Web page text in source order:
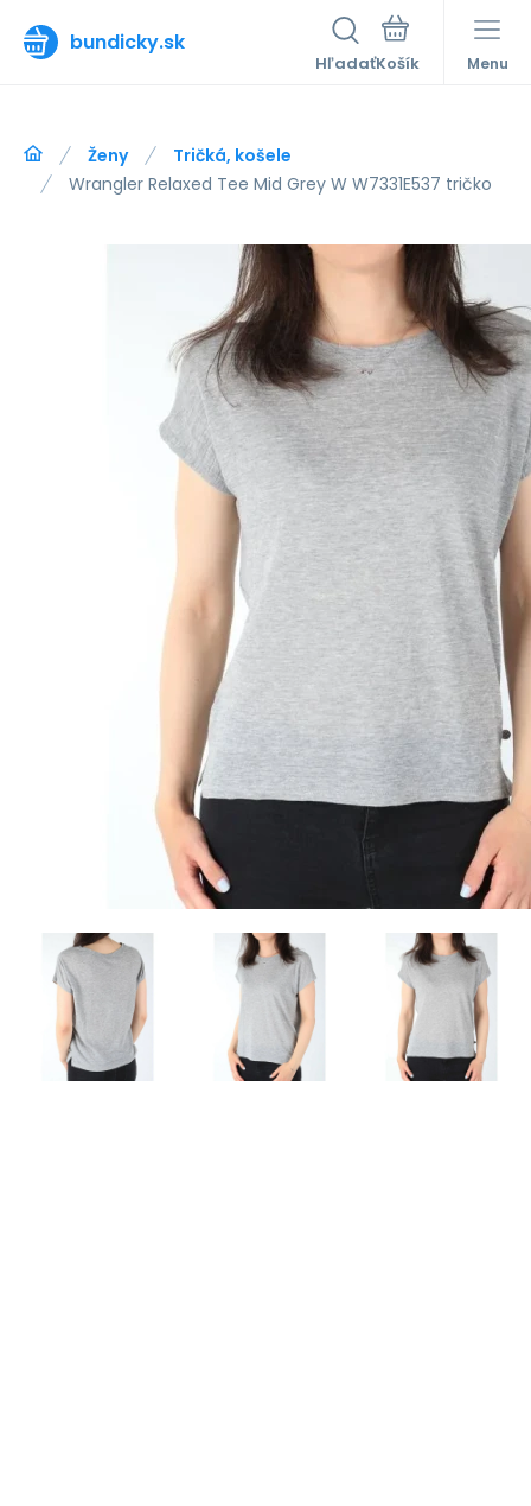
bundicky.sk
Hľadať Menu
Ženy
Tričká, košele
Wrangler Relaxed Tee Mid Grey W W7331E537 tričko